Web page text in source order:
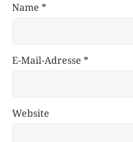
Name *
E-Mail-Adresse *
Website